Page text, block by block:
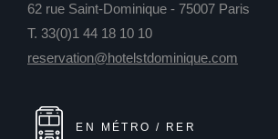
62 rue Saint-Dominique - 75007 Paris
T. 33(0)1 44 18 10 10
reservation@hotelstdominique.com
EN MÉTRO / RER